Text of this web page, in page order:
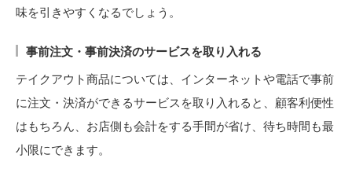
味を引きやすくなるでしょう。
事前注文・事前決済のサービスを取り入れる
テイクアウト商品については、インターネットや電話で事前
に注文・決済ができるサービスを取り入れると、顧客利便性
はもちろん、お店側も会計をする手間が省け、待ち時間も最
小限にできます。